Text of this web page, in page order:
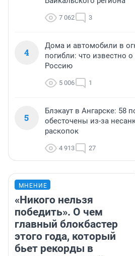
7 062 3
4
Дома и автомобили в
погибли: что известно
Россию
5 006 1
5
Блэкаут в Ангарске: 58
обесточены из-за
раскопок
4 913 27
МНЕНИЕ
«Никого нельзя
победить». О чем
главный блокбастер
этого года, который
бьет рекорды в